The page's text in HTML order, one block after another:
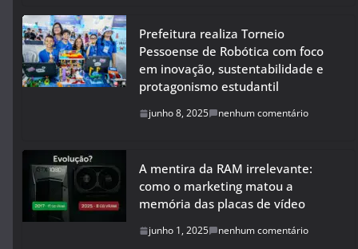
Prefeitura realiza Torneio
Pessoense de Robótica com foco
em inovação, sustentabilidade e
protagonismo estudantil
junho 8, 2025 nenhum comentário
A mentira da RAM irrelevante:
como o marketing matou a
memória das placas de vídeo
junho 1, 2025 nenhum comentário